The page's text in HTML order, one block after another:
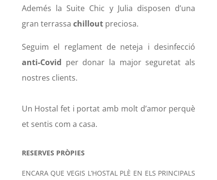
Ademés la Suite Chic y Julia disposen d’una
gran terrassa chilloutpreciosa.
Seguim el reglament de neteja i desinfecció
anti-Covid per donar la major seguretat als
nostres clients.
Un Hostal fet i portat amb molt d’amor perquè
et sentis com a casa.
RESERVES PRÒPIES
ENCARA QUE VEGIS L’HOSTAL PLÈ EN ELS PRINCIPALS